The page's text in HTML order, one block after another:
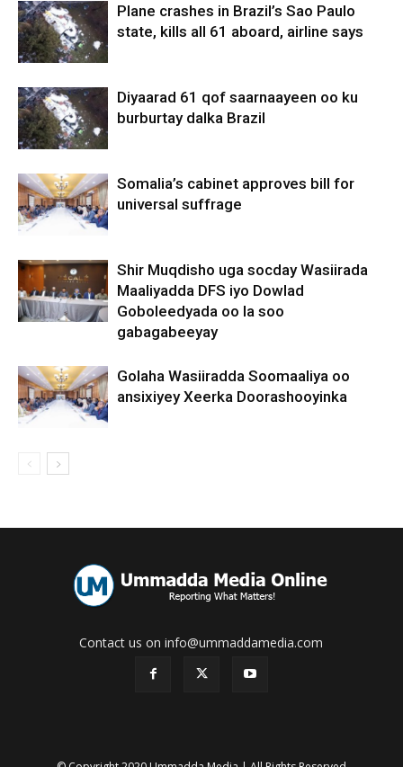
Plane crashes in Brazil’s Sao Paulo
state, kills all 61 aboard, airline says
Diyaarad 61 qof saarnaayeen oo ku
burburtay dalka Brazil
Somalia’s cabinet approves bill for
universal suffrage
Shir Muqdisho uga socday Wasiirada
Maaliyadda DFS iyo Dowlad
Goboleedyada oo la soo
gabagabeeyay
Golaha Wasiiradda Soomaaliya oo
ansixiyey Xeerka Doorashooyinka
Contact us on info@ummaddamedia.com